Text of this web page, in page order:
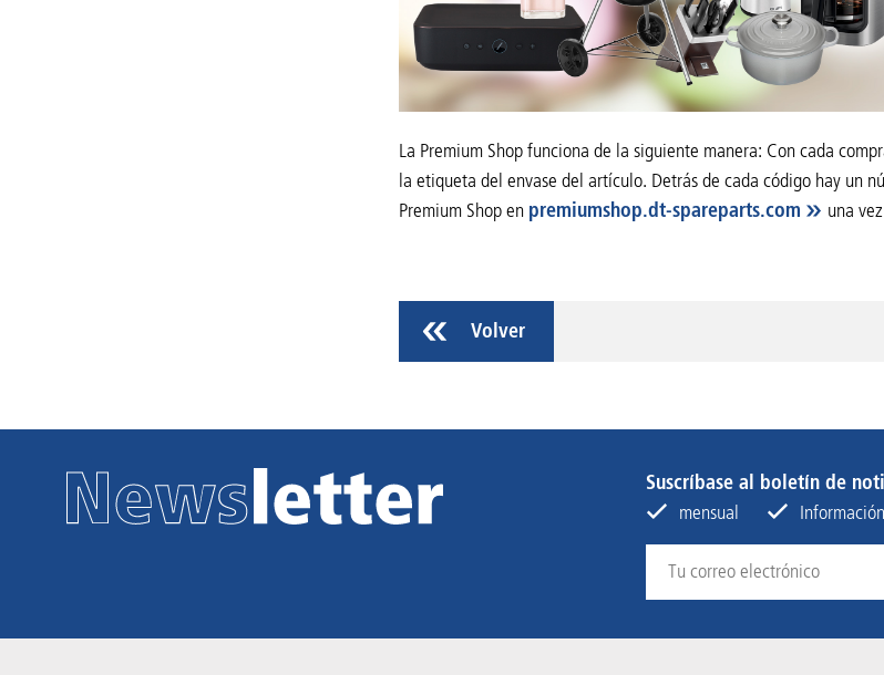
La Premium Shop funciona de la siguiente manera: Con cada
la etiqueta del envase del artículo. Detrás de cada código hay un
Premium Shop en premiumshop.dt-spareparts.com una
Volver
Suscríbase al boletín de
mensual